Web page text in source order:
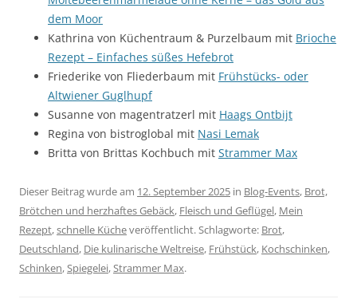
dem Moor
Kathrina von Küchentraum & Purzelbaum mit Brioche
Rezept – Einfaches süßes Hefebrot
Friederike von Fliederbaum mit Frühstücks- oder
Altwiener Guglhupf
Susanne von magentratzerl mit Haags Ontbijt
Regina von bistroglobal mit Nasi Lemak
Britta von Brittas Kochbuch mit Strammer Max
Dieser Beitrag wurde am 12. September 2025 in Blog-Events, Brot,
Brötchen und herzhaftes Gebäck, Fleisch und Geflügel, Mein
Rezept,schnelle Kücheveröffentlicht. Schlagworte: Brot,
Deutschland, Die kulinarische Weltreise, Frühstück, Kochschinken,
Schinken,Spiegelei,Strammer Max.